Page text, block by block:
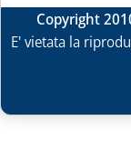
Copyright
E' vietata la